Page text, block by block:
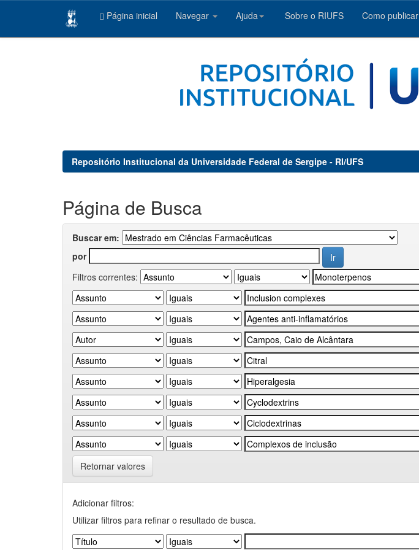
Página inicial Navegar Ajuda Sobre o RIUFS Como publicar
Repositório Institucional da Universidade Federal de Sergipe - RI/UFS
Página de Busca
Buscar em:
por
Filtros correntes:
Retornar valores
Adicionar filtros:
Utilizar filtros para refinar o resultado de busca.